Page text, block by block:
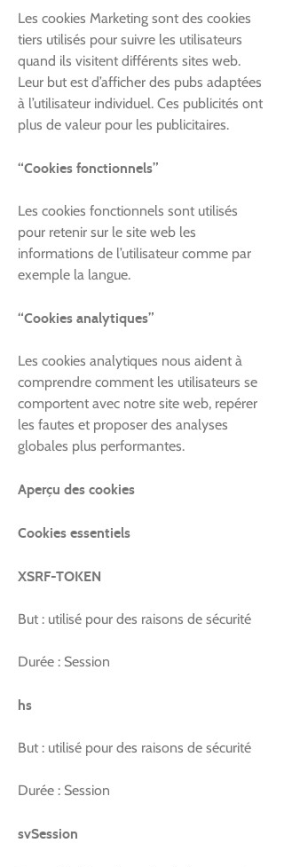
Les cookies Marketing sont des cookies
tiers utilisés pour suivre les utilisateurs
quand ils visitent différents sites web.
Leur but est d’afficher des pubs adaptées
à l’utilisateur individuel. Ces publicités ont
plus de valeur pour les publicitaires.
“Cookies fonctionnels”
Les cookies fonctionnels sont utilisés
pour retenir sur le site web les
informations de l’utilisateur comme par
exemple la langue.
“Cookies analytiques”
Les cookies analytiques nous aident à
comprendre comment les utilisateurs se
comportent avec notre site web, repérer
les fautes et proposer des analyses
globales plus performantes.
Aperçu des cookies
Cookies essentiels
XSRF-TOKEN
But : utilisé pour des raisons de sécurité
Durée : Session
hs
But : utilisé pour des raisons de sécurité
Durée : Session
svSession